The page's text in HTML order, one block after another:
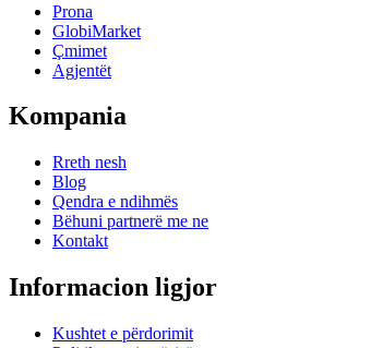
Prona
GlobiMarket
Çmimet
Agjentët
Kompania
Rreth nesh
Blog
Qendra e ndihmës
Bëhuni partnerë me ne
Kontakt
Informacion ligjor
Kushtet e përdorimit